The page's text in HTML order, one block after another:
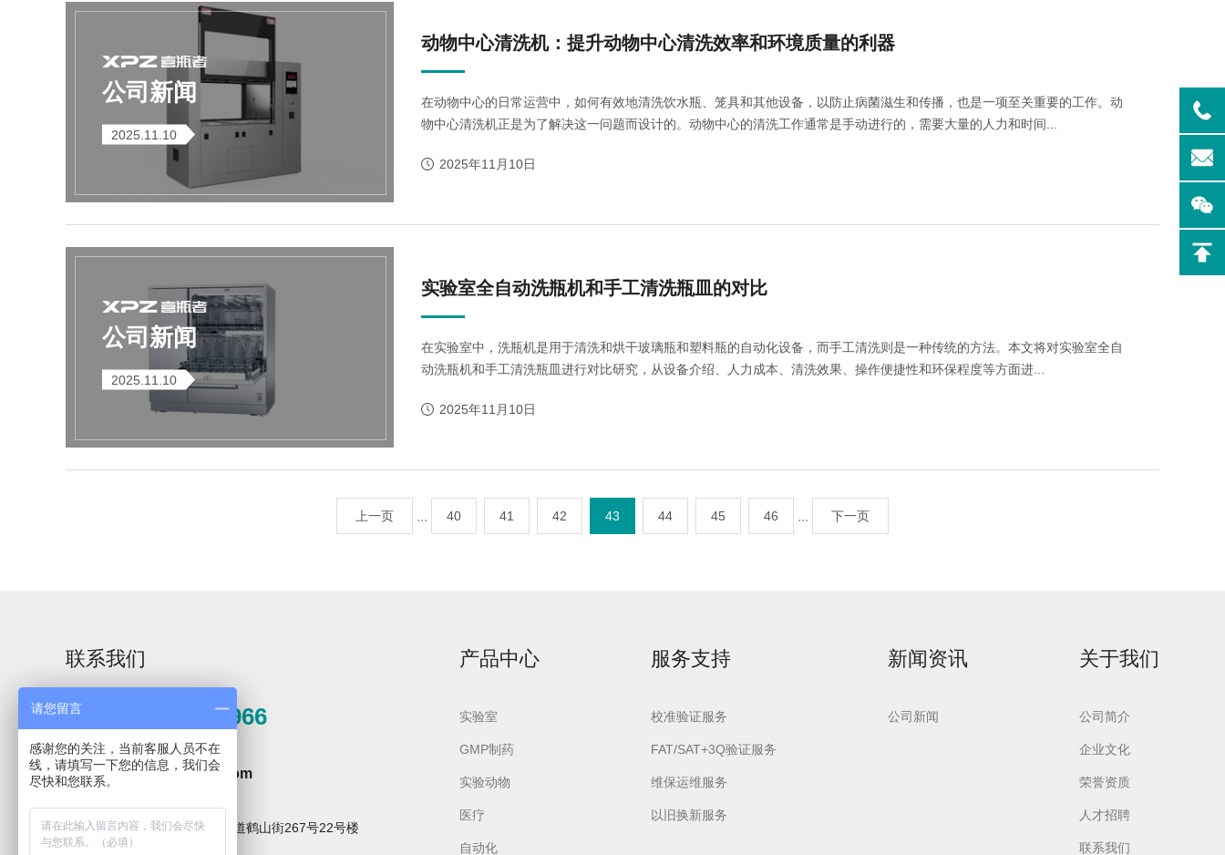
F系列
Flash-3/F3极智版
全自动洗瓶机
Flash-3/F3经典版
全自动洗瓶机
Flash-2/F2实验室
海洋环境专用清洗
C系列
全自动洗瓶机Capt
公司新闻
2025.11.10
动物中心清洗机：提升动物中心清洗效率和环境质量的利器
在动物中心的日常运营中，如何有效地清洗饮水瓶、笼具和其他设备，以防止病菌滋生和传播，也是一项至关重要的工作。动
物中心清洗机正是为了解决这一问题而设计的。动物中心的清洗工作通常是手动进行的，需要大量的人力和时间...
2025年11月10日
公司新闻
2025.11.10
实验室全自动洗瓶机和手工清洗瓶皿的对比
在实验室中，洗瓶机是用于清洗和烘干玻璃瓶和塑料瓶的自动化设备，而手工清洗则是一种传统的方法。本文将对实验室全自
动洗瓶机和手工清洗瓶皿进行对比研究，从设备介绍、人力成本、清洗效果、操作便捷性和环保程度等方面进...
2025年11月10日
上一页 ... 40 41 42 43 44 45 46 ... 下一页
联系我们
0571-81389966
邮箱
hzxpz2014@163.com
地址
杭州市临安区青山湖街道鹤山街267号22号楼
产品中心
实验室
GMP制药
实验动物
医疗
自动化
服务支持
校准验证服务
FAT/SAT+3Q验证服务
维保运维服务
以旧换新服务
新闻资讯
公司新闻
关于我们
公司简介
企业文化
荣誉资质
人才招聘
联系我们
请您留言
感谢您的关注，当前客服人员不在
线，请填写一下您的信息，我们会
尽快和您联系。